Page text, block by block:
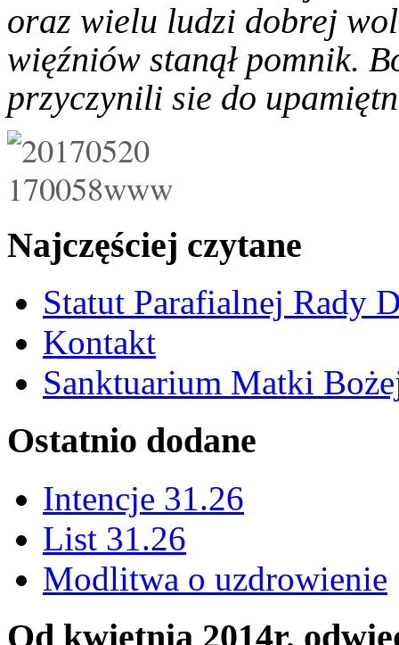
oraz wielu ludzi dobrej
więźniów stanął pomnik.
przyczynili sie do
Najczęściej czytane
Statut Parafialnej Rady
Kontakt
Sanktuarium Matki
Ostatnio dodane
Intencje 31.26
List 31.26
Modlitwa o uzdrowienie
Od kwietnia 2014r.